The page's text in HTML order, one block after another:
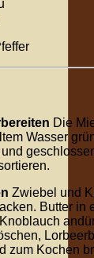
Die
Wasser
Zwiebel und
Butter in
zum Kochen